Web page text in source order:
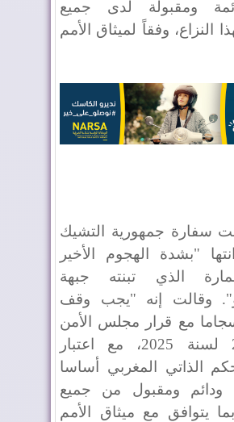
ومقبولة لدى جميع
النزاع، وفقاً لميثاق الأمم
سفارة جمهورية التشيك
"بشدة الهجوم الأخير
الذي تبنته جبهة
وقالت إنه "يجب وقف
مع قرار مجلس الأمن
رقم 2797 لسنة 2025، مع اعتبار
الذاتي المغربي أساسا
ودائم ومقبول من جميع
يتوافق مع ميثاق الأمم